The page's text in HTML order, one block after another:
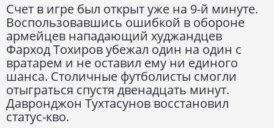
Счет в игре был открыт уже на 9-й минуте.
Воспользовавшись ошибкой в обороне
армейцев нападающий худжандцев
Фарход Тохиров убежал один на один с
вратарем и не оставил ему ни единого
шанса. Столичные футболисты смогли
отыграться спустя двенадцать минут.
Давронджон Тухтасунов восстановил
статус-кво.